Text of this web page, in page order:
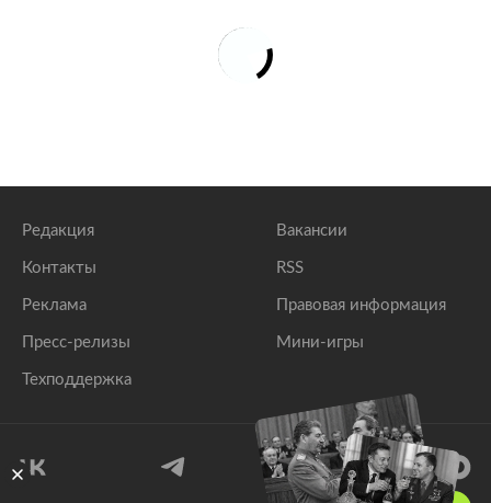
Редакция
Контакты
Реклама
Пресс-релизы
Техподдержка
Вакансии
RSS
Правовая информация
Мини-игры